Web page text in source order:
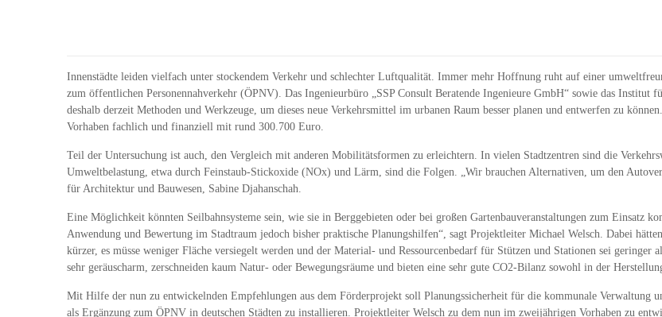
Innenstädte leiden vielfach unter stockendem Verkehr und schlechter Luftqualität. Immer mehr Hoffnung ruht auf einer
zum öffentlichen Personennahverkehr (ÖPNV). Das Ingenieurbüro „SSP Consult Beratende Ingenieure GmbH“ sowie das
deshalb derzeit Methoden und Werkzeuge, um dieses neue Verkehrsmittel im urbanen Raum besser planen und entwerfen zu
Vorhaben fachlich und finanziell mit rund 300.700 Euro.
Teil der Untersuchung ist auch, den Vergleich mit anderen Mobilitätsformen zu erleichtern. In vielen Stadtzentren sind die
Umweltbelastung, etwa durch Feinstaub-Stickoxide (NOx) und Lärm, sind die Folgen. „Wir brauchen Alternativen, um den
für Architektur und Bauwesen, Sabine Djahanschah.
Eine Möglichkeit könnten Seilbahnsysteme sein, wie sie in Berggebieten oder bei großen Gartenbauveranstaltungen zum Einsatz
Anwendung und Bewertung im Stadtraum jedoch bisher praktische Planungshilfen“, sagt Projektleiter Michael Welsch. Dabei
kürzer, es müsse weniger Fläche versiegelt werden und der Material- und Ressourcenbedarf für Stützen und Stationen sei geringer
sehr geräuscharm, zerschneiden kaum Natur- oder Bewegungsräume und bieten eine sehr gute CO2-Bilanz sowohl in der
Mit Hilfe der nun zu entwickelnden Empfehlungen aus dem Förderprojekt soll Planungssicherheit für die kommunale Verwaltung
als Ergänzung zum ÖPNV in deutschen Städten zu installieren. Projektleiter Welsch zu dem nun im zweijährigen Vorhaben zu